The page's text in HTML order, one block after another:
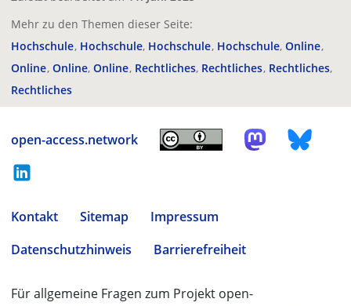
Mehr zu den Themen dieser Seite:
Hochschule Hochschule Hochschule Hochschule Online
Online Online Online Rechtliches Rechtliches Rechtliches
Rechtliches
open-access.network
Kontakt Sitemap
Impressum
Datenschutzhinweis
Barrierefreiheit
Für allgemeine Fragen zum Projekt open-